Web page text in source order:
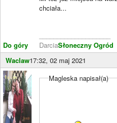
Do góry
chciała...
DarciaSłoneczny Ogród
Waclaw17:32, 02 maj 2021
Magleska napisał(a)